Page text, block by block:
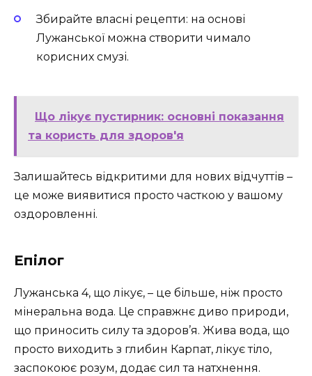
Збирайте власні рецепти: на основі
Лужанської можна створити чимало
корисних смузі.
Що лікує пустирник: основні показання
та користь для здоров'я
Залишайтесь відкритими для нових відчуттів –
це може виявитися просто часткою у вашому
оздоровленні.
Епілог
Лужанська 4, що лікує, – це більше, ніж просто
мінеральна вода. Це справжнє диво природи,
що приносить силу та здоров’я. Жива вода, що
просто виходить з глибин Карпат, лікує тіло,
заспокоює розум, додає сил та натхнення.